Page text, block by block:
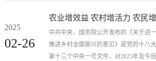
2025
02-26
农业增效益 农村增活力 农民
中央一号文件）
中共中央、国务院公开发布的《关于进
推进乡村全面振兴的意见》是党的十八
第十三个中央一号文件，对2025年及今